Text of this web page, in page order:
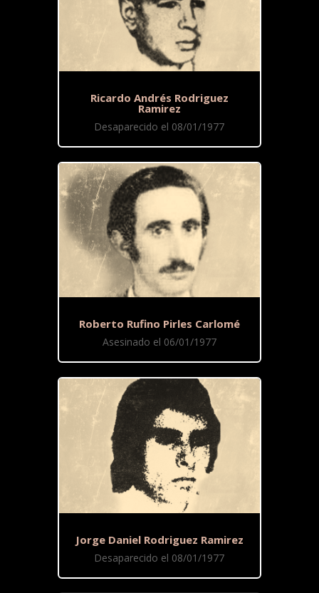
Ricardo Andrés Rodriguez
Ramirez
Desaparecido el 08/01/1977
Roberto Rufino Pirles Carlomé
Asesinado el 06/01/1977
Jorge Daniel Rodriguez Ramirez
Desaparecido el 08/01/1977